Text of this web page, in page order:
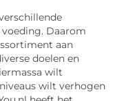
Daarom
aan
doelen en
wilt
wilt verhogen